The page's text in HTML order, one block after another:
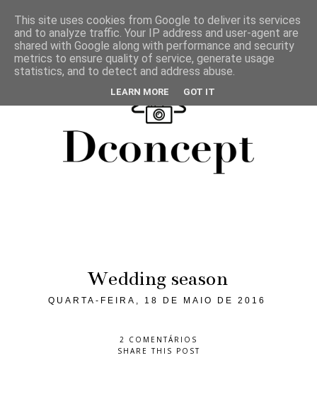
Wedding season
QUARTA-FEIRA, 18 DE MAIO DE 2016
2 COMENTÁRIOS
SHARE THIS POST
This site uses cookies from Google to deliver its services
and to analyze traffic. Your IP address and user-agent are
shared with Google along with performance and security
metrics to ensure quality of service, generate usage
statistics, and to detect and address abuse.
LEARN MORE GOT IT